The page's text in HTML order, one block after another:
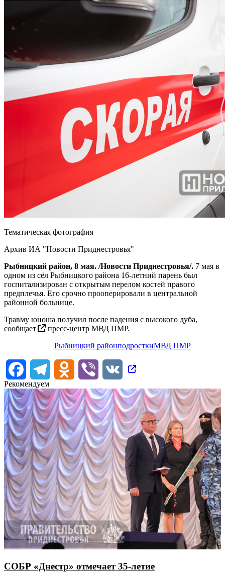
Тематическая фотография
Архив ИА "Новости Приднестровья"
Рыбницкий район, 8 мая. /Новости Приднестровья/. 7 мая в
одном из сёл Рыбницкого района 16-летний парень был
госпитализирован с открытым перелом костей правого
предплечья. Его срочно прооперировали в центральной
районной больнице.
Травму юноша получил после падения с высокого дуба,
сообщает
пресс-центр МВД ПМР.
Рыбницкий районподросткиМВД ПМР
FacebookTelegram Odnoklassniki
Viber
VK
Рекомендуем
СОБР «Днестр» отмечает 35-летие